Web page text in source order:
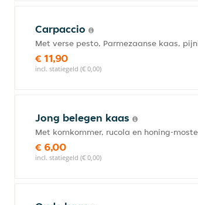
Carpaccio
Met verse pesto, Parmezaanse kaas,
€ 11,90
incl. statiegeld (€ 0,00)
Jong belegen kaas
Met komkommer, rucola en honing-
€ 6,00
incl. statiegeld (€ 0,00)